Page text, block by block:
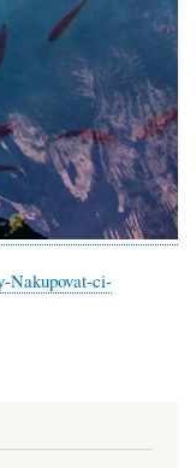
Nakupovat-ci-